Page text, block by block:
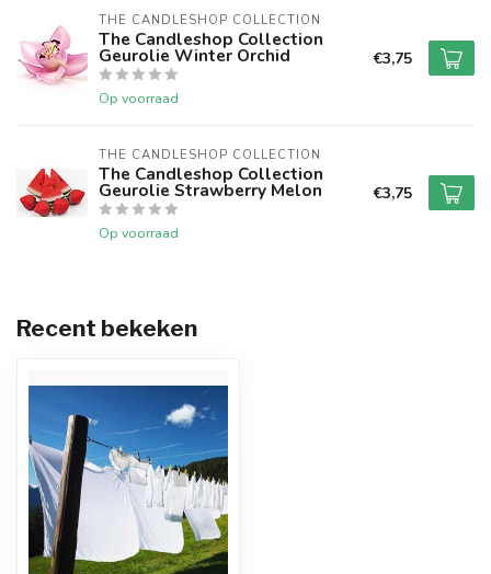
THE CANDLESHOP COLLECTION
The Candleshop Collection
Geurolie Winter Orchid
Op voorraad
€3,75
THE CANDLESHOP COLLECTION
The Candleshop Collection
Geurolie Strawberry Melon
Op voorraad
€3,75
Recent bekeken